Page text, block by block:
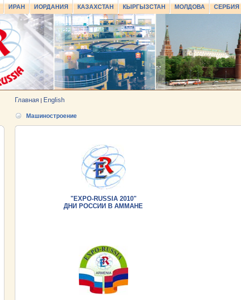
ИРАН ИОРДАНИЯ КАЗАХСТАН КЫРГЫЗСТАН МОЛДОВА СЕРБИЯ
Главная | English
Машиностроение
"EXPO-RUSSIA 2010"
ДНИ РОССИИ В АММАНЕ